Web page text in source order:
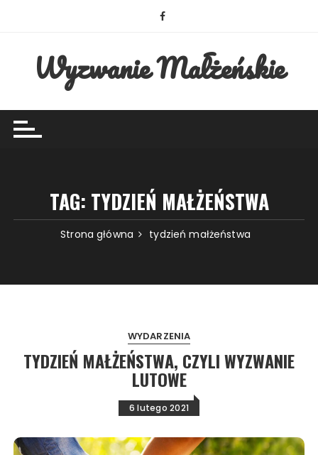
Wyzwanie Małżeńskie
TAG: TYDZIEŃ MAŁŻEŃSTWA
Strona główna tydzień małżeństwa
WYDARZENIA
TYDZIEŃ MAŁŻEŃSTWA, CZYLI WYZWANIE
LUTOWE
6 lutego 2021